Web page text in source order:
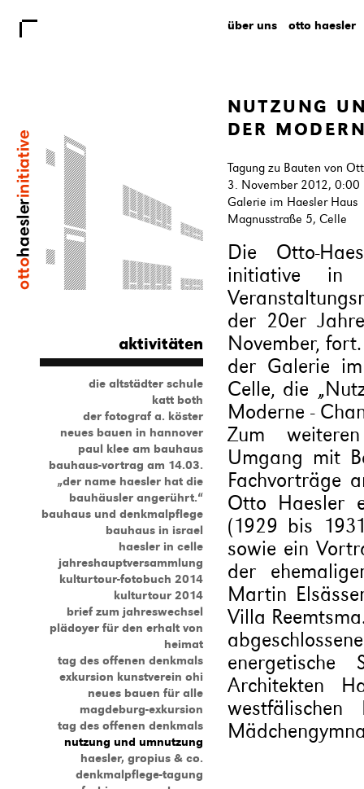
aktivitäten
die altstädter schule
katt both
der fotograf a. köster
neues bauen in hannover
paul klee am bauhaus
bauhaus-vortrag am 14.03.
„der name haesler hat die
bauhäusler angerührt.“
bauhaus und denkmalpflege
bauhaus in israel
haesler in celle
jahreshauptversammlung
kulturtour-fotobuch 2014
kulturtour 2014
brief zum jahreswechsel
plädoyer für den erhalt von
heimat
tag des offenen denkmals
exkursion kunstverein ohi
neues bauen für alle
magdeburg-exkursion
tag des offenen denkmals
nutzung und umnutzung
haesler, gropius & co.
denkmalpflege-tagung
über uns otto haesler
NUTZUNG
DER
Tagung zu Bauten von
3. November 2012, 0:00
Galerie im Haesler Haus
Magnusstraße 5, Celle
Die Otto-
initiative in
der 20er
November,
der Galerie
Celle, die
Moderne -
Zum
Umgang mit
Fachvorträge
Otto Haesler
(1929 bis
sowie ein
der
Martin
Villa
Architekten
westfälischen